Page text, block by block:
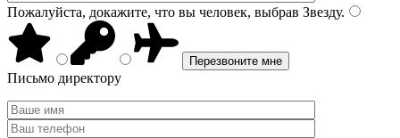
Пожалуйста, докажите, что вы человек, выбрав Звезду.
Письмо директору